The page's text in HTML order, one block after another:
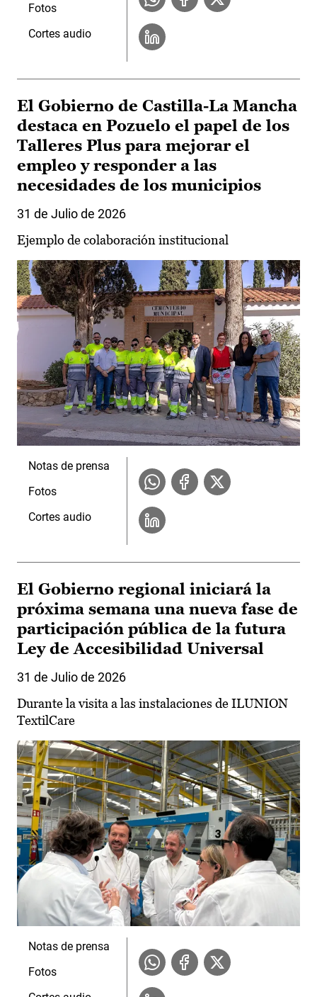
Fotos
Cortes audio
El Gobierno de Castilla-La Mancha
destaca en Pozuelo el papel de los
Talleres Plus para mejorar el
empleo y responder a las
necesidades de los municipios
31 de Julio de 2026
Ejemplo de colaboración institucional
Notas de prensa
Fotos
Cortes audio
El Gobierno regional iniciará la
próxima semana una nueva fase de
participación pública de la futura
Ley de Accesibilidad Universal
31 de Julio de 2026
Durante la visita a las instalaciones de ILUNION
TextilCare
Notas de prensa
Fotos